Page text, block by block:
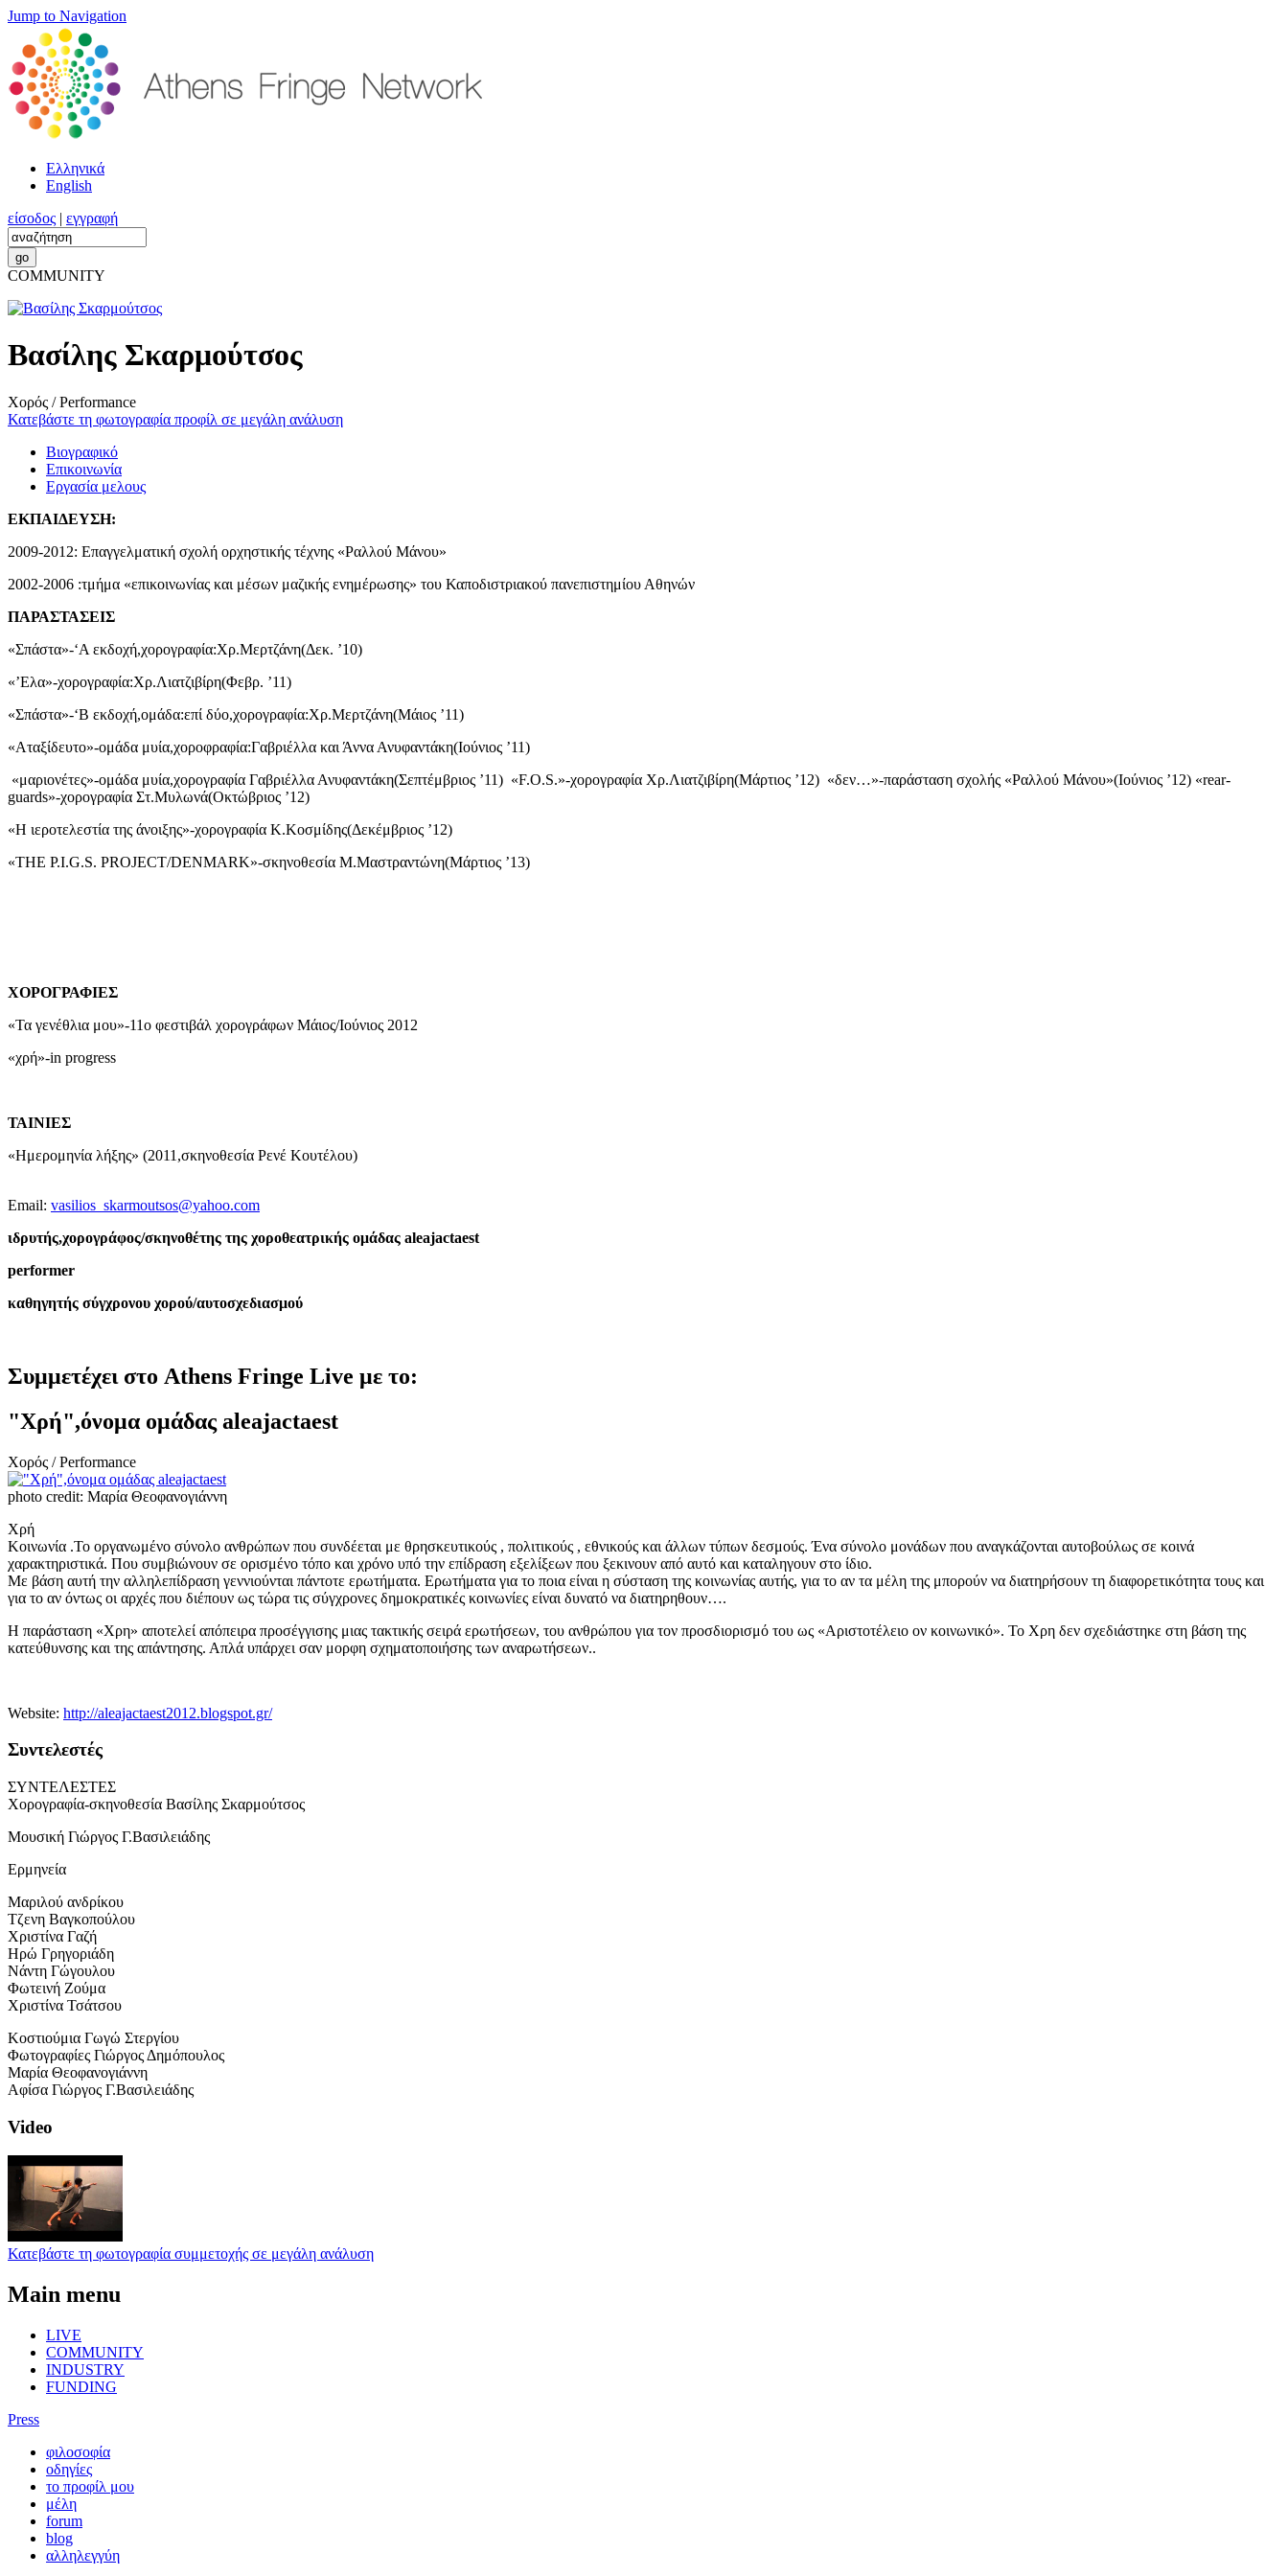
Jump to Navigation
Ελληνικά
English
είσοδος | εγγραφή
COMMUNITY
Βασίλης Σκαρμούτσος
Χορός / Performance
Κατεβάστε τη φωτογραφία προφίλ σε μεγάλη ανάλυση
Βιογραφικό
Επικοινωνία
Εργασία μελους
ΕΚΠΑΙΔΕΥΣΗ:
2009-2012: Επαγγελματική σχολή ορχηστικής τέχνης «Ραλλού Μάνου»
2002-2006 :τμήμα «επικοινωνίας και μέσων μαζικής ενημέρωσης» του Καποδιστριακού πανεπιστημίου Αθηνών
ΠΑΡΑΣΤΑΣΕΙΣ
«Σπάστα»-‘Α εκδοχή,χορογραφία:Χρ.Μερτζάνη(Δεκ. ’10)
«’Ελα»-χορογραφία:Χρ.Λιατζιβίρη(Φεβρ. ’11)
«Σπάστα»-‘Β εκδοχή,ομάδα:επί δύο,χορογραφία:Χρ.Μερτζάνη(Μάιος ’11)
«Αταξίδευτο»-ομάδα μυία,χοροφραφία:Γαβριέλλα και Άννα Ανυφαντάκη(Ιούνιος ’11)
«μαριονέτες»-ομάδα μυία,χορογραφία Γαβριέλλα Ανυφαντάκη(Σεπτέμβριος ’11) «F.O.S.»-χορογραφία Χρ.Λιατζιβίρη(Μάρτιος ’12) «δεν…»-παράσταση σχολής «Ραλλού Μάνου»(Ιούνιος ’12) «rear-
guards»-χορογραφία Στ.Μυλωνά(Οκτώβριος ’12)
«Η ιεροτελεστία της άνοιξης»-χορογραφία Κ.Κοσμίδης(Δεκέμβριος ’12)
«THE P.I.G.S. PROJECT/DENMARK»-σκηνοθεσία Μ.Μαστραντώνη(Μάρτιος ’13)
ΧΟΡΟΓΡΑΦΙΕΣ
«Τα γενέθλια μου»-11ο φεστιβάλ χορογράφων Μάιος/Ιούνιος 2012
«χρή»-in progress
ΤΑΙΝΙΕΣ
«Ημερομηνία λήξης» (2011,σκηνοθεσία Ρενέ Κουτέλου)
Email: vasilios_skarmoutsos@yahoo.com
ιδρυτής,χορογράφος/σκηνοθέτης της χοροθεατρικής ομάδας aleajactaest
performer
καθηγητής σύγχρονου χορού/αυτοσχεδιασμού
Συμμετέχει στο Athens Fringe Live με το:
"Χρή",όνομα ομάδας aleajactaest
Χορός / Performance
photo credit: Μαρία Θεοφανογιάννη
Χρή
Κοινωνία .Το οργανωμένο σύνολο ανθρώπων που συνδέεται με θρησκευτικούς , πολιτικούς , εθνικούς και άλλων τύπων δεσμoύς. Ένα σύνολο μονάδων που αναγκάζονται αυτοβούλως σε κοινά
χαρακτηριστικά. Που συμβιώνουν σε ορισμένο τόπο και χρόνο υπό την επίδραση εξελίξεων που ξεκινουν από αυτό και καταληγουν στο ίδιο.
Με βάση αυτή την αλληλεπίδραση γεννιούνται πάντοτε ερωτήματα. Ερωτήματα για το ποια είναι η σύσταση της κοινωνίας αυτής, για το αν τα μέλη της μπορούν να διατηρήσουν τη διαφορετικότητα τους και
για το αν όντως οι αρχές που διέπουν ως τώρα τις σύγχρονες δημοκρατικές κοινωνίες είναι δυνατό να διατηρηθουν….
Η παράσταση «Χρη» αποτελεί απόπειρα προσέγγισης μιας τακτικής σειρά ερωτήσεων, του ανθρώπου για τον προσδιορισμό του ως «Αριστοτέλειο ον κοινωνικό». Το Χρη δεν σχεδιάστηκε στη βάση της
κατεύθυνσης και της απάντησης. Απλά υπάρχει σαν μορφη σχηματοποιήσης των αναρωτήσεων..
Website: http://aleajactaest2012.blogspot.gr/
Συντελεστές
ΣΥΝΤΕΛΕΣΤΕΣ
Χορογραφία-σκηνοθεσία Βασίλης Σκαρμούτσος
Μουσική Γιώργος Γ.Βασιλειάδης
Ερμηνεία
Μαριλού ανδρίκου
Τζενη Βαγκοπούλου
Χριστίνα Γαζή
Ηρώ Γρηγοριάδη
Νάντη Γώγουλου
Φωτεινή Ζούμα
Χριστίνα Τσάτσου
Κοστιούμια Γωγώ Στεργίου
Φωτογραφίες Γιώργος Δημόπουλος
Μαρία Θεοφανογιάννη
Αφίσα Γιώργος Γ.Βασιλειάδης
Video
Κατεβάστε τη φωτογραφία συμμετοχής σε μεγάλη ανάλυση
Main menu
LIVE
COMMUNITY
INDUSTRY
FUNDING
Press
φιλοσοφία
οδηγίες
το προφίλ μου
μέλη
forum
blog
αλληλεγγύη